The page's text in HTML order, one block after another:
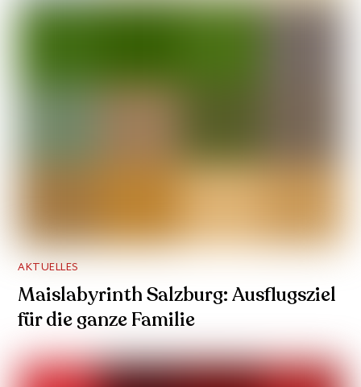
AKTUELLES
Maislabyrinth Salzburg: Ausflugsziel
für die ganze Familie